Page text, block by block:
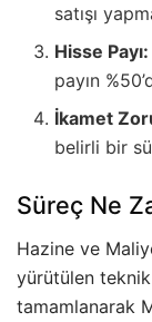
satışı
Hisse Payı:
payın
İkamet
belirli bir
Süreç Ne
Hazine ve
yürütülen teknik
tamamlanarak